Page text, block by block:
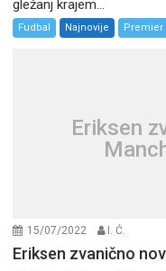
gležanj krajem...
Fudbal Najnovije Premier
Eriksen
15/07/2022 I. Ć.
Eriksen zvanično